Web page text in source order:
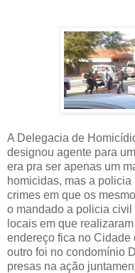
A Delegacia de
designou agente para
era pra ser apenas um
homicidas, mas a
crimes em que os
o mandado a policia
locais em que
endereço fica no Cidade
outro foi no condomínio
presas na ação